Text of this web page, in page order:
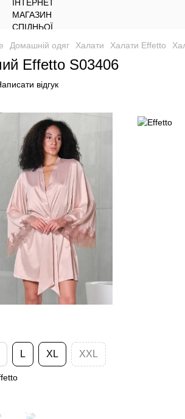
Домашній одяг Халати Халати Effetto
Effetto S03406
відгук
L XL XXL